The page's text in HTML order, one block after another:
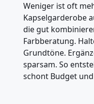
Weniger ist oft
Kapselgarderobe
die gut
Farbberatung.
Grundtöne.
sparsam. So
schont Budget